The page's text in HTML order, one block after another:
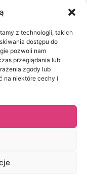
z technologii, takich
dostępu do
pozwoli nam
przeglądania lub
zgody lub
na niektóre cechy i